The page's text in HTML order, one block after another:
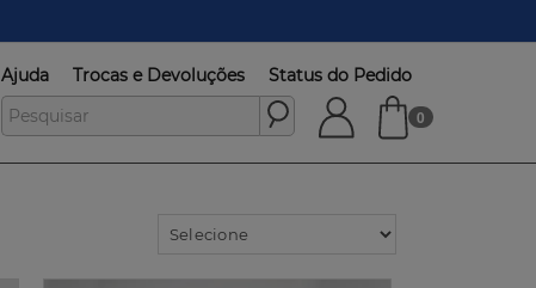
Ajuda Trocas e Devoluções
Status do Pedido
0